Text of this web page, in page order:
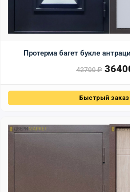
Протерма багет букле
42700₽
Быстрый заказ